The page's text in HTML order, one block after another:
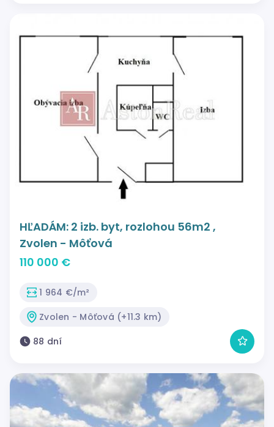
HĽADÁM: 2 izb. byt, rozlohou 56m2 ,
Zvolen - Môťová
110 000 €
1 964 €/m²
Zvolen - Môťová (+11.3 km)
88 dní